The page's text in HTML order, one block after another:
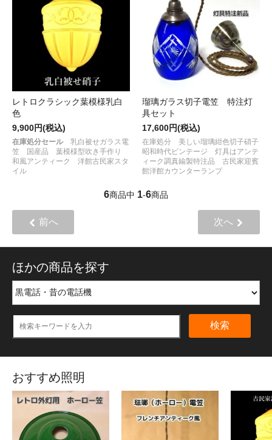
レトロクラシック葉模様乳白
色
9,900円(税込)
在庫処分セール 乳白被せガラス電
笠 国産品 葉模様型吹き手作り
和風アンティーク 洋館古民家スタ
イル
瑠璃ガラス切子電笠 特注灯
具セット
17,600円(税込)
在庫処分 美しい瑠璃紺色切子硝子
昭和時代ビンテージ 灯具はアンテ
ィーク調真鍮製特注品 古民家迎賓
館洋館カウンターランプ
6商品中 1-6商品
前へ 次へ
ほかの商品を探す
検索
おすすめ照明